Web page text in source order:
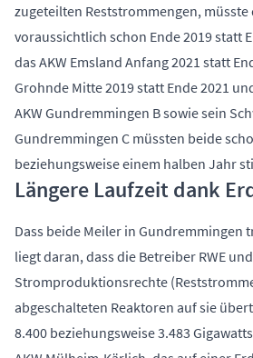
zugeteilten Reststrommengen, müsste
voraussichtlich schon Ende 2019 statt
das AKW Emsland Anfang 2021 statt
Grohnde Mitte 2019 statt Ende 2021
AKW Gundremmingen B sowie sein
Gundremmingen C müssten beide
beziehungsweise einem halben Jahr
Längere Laufzeit dank
Dass beide Meiler in Gundremmingen
liegt daran, dass die Betreiber RWE
Stromproduktionsrechte
abgeschalteten Reaktoren auf sie
8.400 beziehungsweise 3.483